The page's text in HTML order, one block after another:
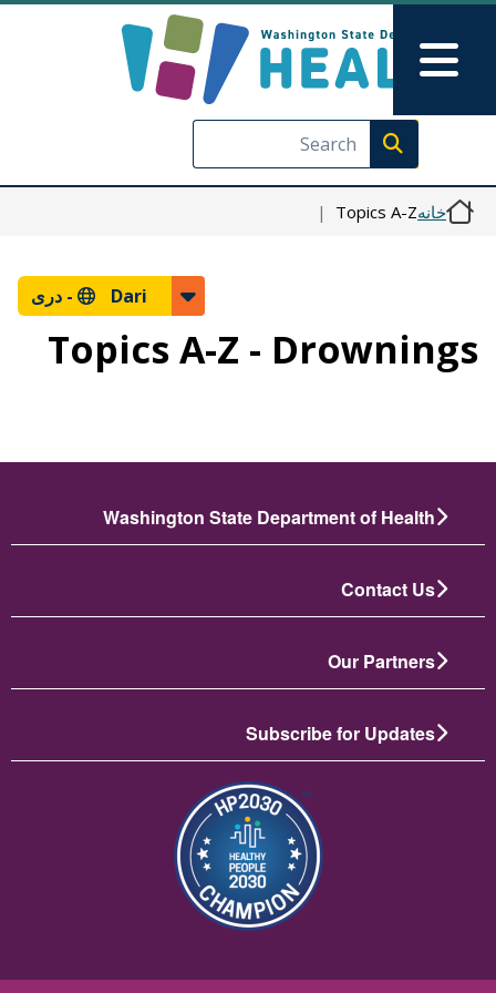
رفتن به محتوای اصلی
Skip to Feedback
Execute search
Main Menu
خانهTopics A-Z
Dari - دری
Topics A-Z - Drownings
Washington State Department of Health
Contact Us
Our Partners
Subscribe for Updates
تصویر